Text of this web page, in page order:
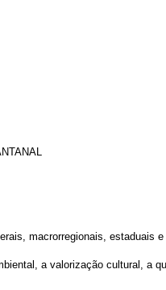
macrorregionais, estaduais
a valorização cultural, a